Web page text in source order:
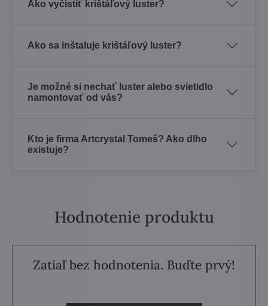
Ako vyčistiť krištáľový luster?
Ako sa inštaluje krištáľový luster?
Je možné si nechať luster alebo svietidlo
namontovať od vás?
Kto je firma Artcrystal Tomeš? Ako dlho
existuje?
Hodnotenie produktu
Zatiaľ bez hodnotenia. Buďte prvý!